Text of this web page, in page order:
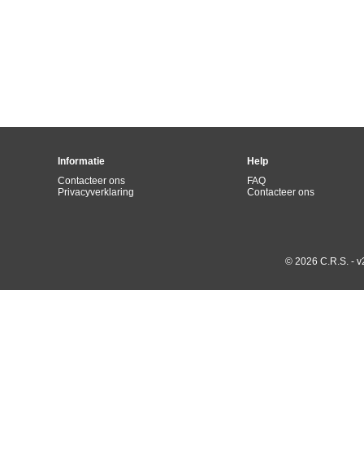
Informatie
Contacteer ons
Privacyverklaring
Help
FAQ
Contacteer ons
© 2026 C.R.S. -